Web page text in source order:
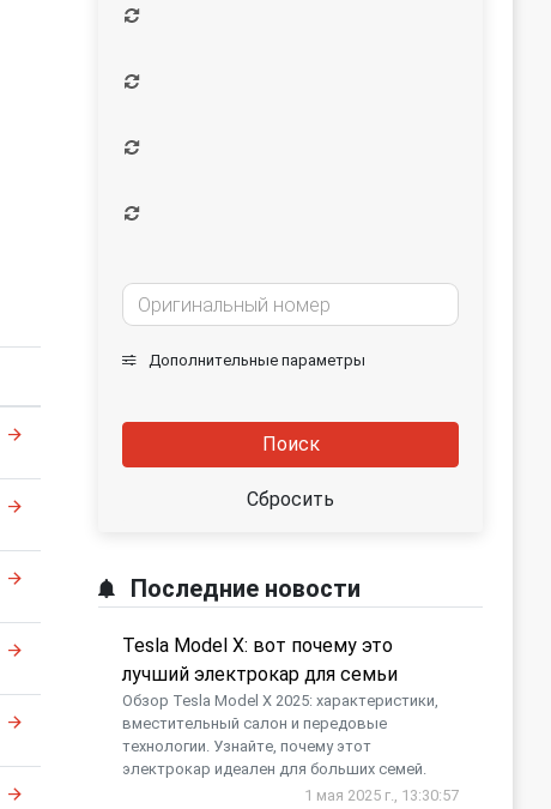
Дополнительные параметры
Поиск
Сбросить
Последние новости
Tesla Model X: вот почему это
лучший электрокар для семьи
Обзор Tesla Model X 2025: характеристики,
вместительный салон и передовые
технологии. Узнайте, почему этот
электрокар идеален для больших семей.
1 мая 2025 г., 13:30:57